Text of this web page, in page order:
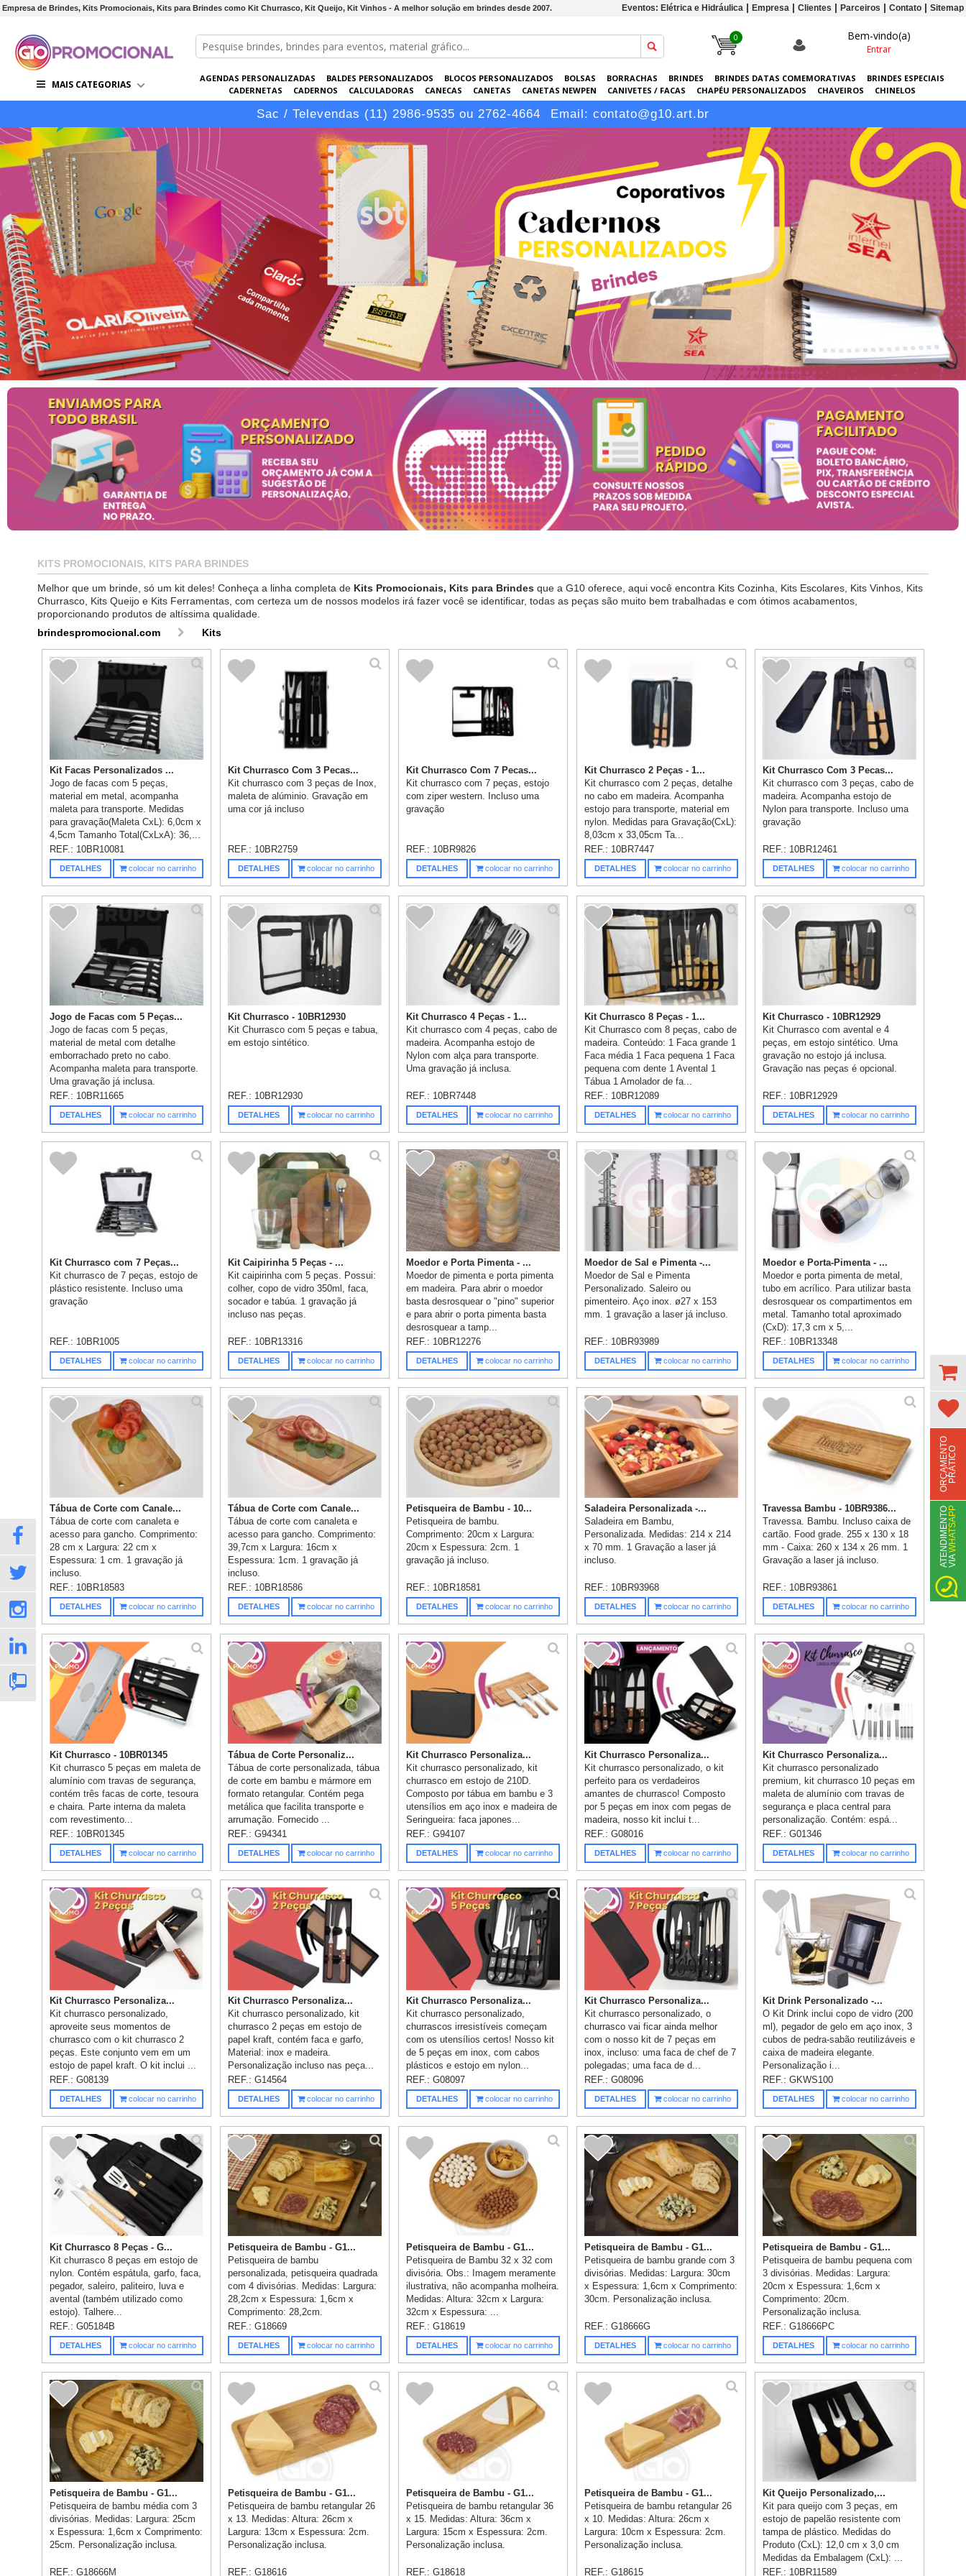
Empresa de Brindes, Kits Promocionais, Kits para Brindes como Kit Churrasco, Kit Queijo, Kit Vinhos - A melhor solução em brindes desde 2007. Eventos: Elétrica e Hidráulica Empresa Clientes Parceiros Contato Sitemap
0 Bem-vindo(a)
Entrar
MAIS CATEGORIAS
AGENDAS PERSONALIZADAS BALDES PERSONALIZADOS BLOCOS PERSONALIZADOS BOLSAS BORRACHAS BRINDES BRINDES DATAS COMEMORATIVAS
BRINDES ESPECIAIS
CADERNETAS
CADERNOS CALCULADORAS CANECAS CANETAS CANETAS NEWPEN CANIVETES / FACAS CHAPÉU PERSONALIZADOS CHAVEIROS
CHINELOS
CONJUNTOS DE BRINDES
COPOS ELETRÔNICOS EMBALAGENS ESCRITÓRIO EVENTOS GARRAFAS PERSONALIZADAS GRÁFICA GUARDA-CHUVAS KITS
LANÇAMENTOS
LÁPIS
Sac / Televendas (11) 2986-9535 ou 2762-4664 Email: contato@g10.art.br
KITS PROMOCIONAIS, KITS PARA BRINDES
Melhor que um brinde, só um kit deles! Conheça a linha completa de Kits Promocionais, Kits para Brindes que a G10 oferece, aqui você encontra Kits Cozinha, Kits Escolares, Kits Vinhos, Kits
Churrasco, Kits Queijo e Kits Ferramentas, com certeza um de nossos modelos irá fazer você se identificar, todas as peças são muito bem trabalhadas e com ótimos acabamentos,
proporcionando produtos de altíssima qualidade.
brindespromocional.com
Kits
Kit Facas Personalizados ...
Jogo de facas com 5 peças,
material em metal, acompanha
maleta para transporte. Medidas
para gravação(Maleta CxL): 6,0cm x
4,5cm Tamanho Total(CxLxA): 36,...
REF.: 10BR10081
DETALHES colocar no carrinho
Kit Churrasco Com 3 Pecas...
Kit churrasco com 3 peças de Inox,
maleta de alúminio. Gravação em
uma cor já incluso
REF.: 10BR2759
DETALHES colocar no carrinho
Kit Churrasco Com 7 Pecas...
Kit churrasco com 7 peças, estojo
com ziper western. Incluso uma
gravação
REF.: 10BR9826
DETALHES colocar no carrinho
Kit Churrasco 2 Peças - 1...
Kit churrasco com 2 peças, detalhe
no cabo em madeira. Acompanha
estojo para transporte, material em
nylon. Medidas para Gravação(CxL):
8,03cm x 33,05cm Ta...
REF.: 10BR7447
DETALHES colocar no carrinho
Kit Churrasco Com 3 Pecas...
Kit churrasco com 3 peças, cabo de
madeira. Acompanha estojo de
Nylon para transporte. Incluso uma
gravação
REF.: 10BR12461
DETALHES colocar no carrinho
Jogo de Facas com 5 Peças...
Jogo de facas com 5 peças,
material de metal com detalhe
emborrachado preto no cabo.
Acompanha maleta para transporte.
Uma gravação já inclusa.
REF.: 10BR11665
DETALHES colocar no carrinho
Kit Churrasco - 10BR12930
Kit Churrasco com 5 peças e tabua,
em estojo sintético.
REF.: 10BR12930
DETALHES colocar no carrinho
Kit Churrasco 4 Peças - 1...
Kit churrasco com 4 peças, cabo de
madeira. Acompanha estojo de
Nylon com alça para transporte.
Uma gravação já inclusa.
REF.: 10BR7448
DETALHES colocar no carrinho
Kit Churrasco 8 Peças - 1...
Kit Churrasco com 8 peças, cabo de
madeira. Conteúdo: 1 Faca grande 1
Faca média 1 Faca pequena 1 Faca
pequena com dente 1 Avental 1
Tábua 1 Amolador de fa...
REF.: 10BR12089
DETALHES colocar no carrinho
Kit Churrasco - 10BR12929
Kit Churrasco com avental e 4
peças, em estojo sintético. Uma
gravação no estojo já inclusa.
Gravação nas peças é opcional.
REF.: 10BR12929
DETALHES colocar no carrinho
Kit Churrasco com 7 Peças...
Kit churrasco de 7 peças, estojo de
plástico resistente. Incluso uma
gravação
REF.: 10BR1005
DETALHES colocar no carrinho
Kit Caipirinha 5 Peças - ...
Kit caipirinha com 5 peças. Possui:
colher, copo de vidro 350ml, faca,
socador e tabúa. 1 gravação já
incluso nas peças.
REF.: 10BR13316
DETALHES colocar no carrinho
Moedor e Porta Pimenta - ...
Moedor de pimenta e porta pimenta
em madeira. Para abrir o moedor
basta desrosquear o "pino" superior
e para abrir o porta pimenta basta
desrosquear a tamp...
REF.: 10BR12276
DETALHES colocar no carrinho
Moedor de Sal e Pimenta -...
Moedor de Sal e Pimenta
Personalizado. Saleiro ou
pimenteiro. Aço inox. ø27 x 153
mm. 1 gravação a laser já incluso.
REF.: 10BR93989
DETALHES colocar no carrinho
Moedor e Porta-Pimenta - ...
Moedor e porta pimenta de metal,
tubo em acrílico. Para utilizar basta
desrosquear os compartimentos em
metal. Tamanho total aproximado
(CxD): 17,3 cm x 5,...
REF.: 10BR13348
DETALHES colocar no carrinho
Tábua de Corte com Canale...
Tábua de corte com canaleta e
acesso para gancho. Comprimento:
28 cm x Largura: 22 cm x
Espessura: 1 cm. 1 gravação já
incluso.
REF.: 10BR18583
DETALHES colocar no carrinho
Tábua de Corte com Canale...
Tábua de corte com canaleta e
acesso para gancho. Comprimento:
39,7cm x Largura: 16cm x
Espessura: 1cm. 1 gravação já
incluso.
REF.: 10BR18586
DETALHES colocar no carrinho
Petisqueira de Bambu - 10...
Petisqueira de bambu.
Comprimento: 20cm x Largura:
20cm x Espessura: 2cm. 1
gravação já incluso.
REF.: 10BR18581
DETALHES colocar no carrinho
Saladeira Personalizada -...
Saladeira em Bambu,
Personalizada. Medidas: 214 x 214
x 70 mm. 1 Gravação a laser já
incluso.
REF.: 10BR93968
DETALHES colocar no carrinho
Travessa Bambu - 10BR9386...
Travessa. Bambu. Incluso caixa de
cartão. Food grade. 255 x 130 x 18
mm - Caixa: 260 x 134 x 26 mm. 1
Gravação a laser já incluso.
REF.: 10BR93861
DETALHES colocar no carrinho
Kit Churrasco - 10BR01345
Kit churrasco 5 peças em maleta de
alumínio com travas de segurança,
contém três facas de corte, tesoura
e chaira. Parte interna da maleta
com revestimento...
REF.: 10BR01345
DETALHES colocar no carrinho
Tábua de Corte Personaliz...
Tábua de corte personalizada, tábua
de corte em bambu e mármore em
formato retangular. Contém pega
metálica que facilita transporte e
arrumação. Fornecido ...
REF.:G94341
DETALHES colocar no carrinho
Kit Churrasco Personaliza...
Kit churrasco personalizado, kit
churrasco em estojo de 210D.
Composto por tábua em bambu e 3
utensílios em aço inox e madeira de
Seringueira: faca japones...
REF.:G94107
DETALHES colocar no carrinho
Kit Churrasco Personaliza...
Kit churrasco personalizado, o kit
perfeito para os verdadeiros
amantes de churrasco! Composto
por 5 peças em inox com pegas de
madeira, nosso kit inclui t...
REF.:G08016
DETALHES colocar no carrinho
Kit Churrasco Personaliza...
Kit churrasco personalizado
premium, kit churrasco 10 peças em
maleta de alumínio com travas de
segurança e placa central para
personalização. Contém: espá...
REF.:G01346
DETALHES colocar no carrinho
Kit Churrasco Personaliza...
Kit churrasco personalizado,
aproveite seus momentos de
churrasco com o kit churrasco 2
peças. Este conjunto vem em um
estojo de papel kraft. O kit inclui ...
REF.:G08139
DETALHES colocar no carrinho
Kit Churrasco Personaliza...
Kit churrasco personalizado, kit
churrasco 2 peças em estojo de
papel kraft, contém faca e garfo,
Material: inox e madeira.
Personalização incluso nas peça...
REF.:G14564
DETALHES colocar no carrinho
Kit Churrasco Personaliza...
Kit churrasco personalizado,
churrascos irresistíveis começam
com os utensílios certos! Nosso kit
de 5 peças em inox, com cabos
plásticos e estojo em nylon...
REF.:G08097
DETALHES colocar no carrinho
Kit Churrasco Personaliza...
Kit churrasco personalizado, o
churrasco vai ficar ainda melhor
com o nosso kit de 7 peças em
inox, incluso: uma faca de chef de 7
polegadas; uma faca de d...
REF.:G08096
DETALHES colocar no carrinho
Kit Drink Personalizado -...
O Kit Drink inclui copo de vidro (200
ml), pegador de gelo em aço inox, 3
cubos de pedra-sabão reutilizáveis e
caixa de madeira elegante.
Personalização i...
REF.:GKWS100
DETALHES colocar no carrinho
Kit Churrasco 8 Peças - G...
Kit churrasco 8 peças em estojo de
nylon. Contém espátula, garfo, faca,
pegador, saleiro, paliteiro, luva e
avental (também utilizado como
estojo). Talhere...
REF.:G05184B
DETALHES colocar no carrinho
Petisqueira de Bambu - G1...
Petisqueira de bambu
personalizada, petisqueira quadrada
com 4 divisórias. Medidas: Largura:
28,2cm x Espessura: 1,6cm x
Comprimento: 28,2cm.
Personalizaçã...
REF.:G18669
DETALHES colocar no carrinho
Petisqueira de Bambu - G1...
Petisqueira de Bambu 32 x 32 com
divisória. Obs.: Imagem meramente
ilustrativa, não acompanha molheira.
Medidas: Altura: 32cm x Largura:
32cm x Espessura: ...
REF.:G18619
DETALHES colocar no carrinho
Petisqueira de Bambu - G1...
Petisqueira de bambu grande com 3
divisórias. Medidas: Largura: 30cm
x Espessura: 1,6cm x Comprimento:
30cm. Personalização inclusa.
REF.:G18666G
DETALHES colocar no carrinho
Petisqueira de Bambu - G1...
Petisqueira de bambu pequena com
3 divisórias. Medidas: Largura:
20cm x Espessura: 1,6cm x
Comprimento: 20cm.
Personalização inclusa.
REF.:G18666PC
DETALHES colocar no carrinho
Petisqueira de Bambu - G1...
Petisqueira de bambu média com 3
divisórias. Medidas: Largura: 25cm
x Espessura: 1,6cm x Comprimento:
25cm. Personalização inclusa.
REF.:G18666M
Petisqueira de Bambu - G1...
Petisqueira de bambu retangular 26
x 13. Medidas: Altura: 26cm x
Largura: 13cm x Espessura: 2cm.
Personalização inclusa.
REF.:G18616
Petisqueira de Bambu - G1...
Petisqueira de bambu retangular 36
x 15. Medidas: Altura: 36cm x
Largura: 15cm x Espessura: 2cm.
Personalização inclusa.
REF.:G18618
Petisqueira de Bambu - G1...
Petisqueira de bambu retangular 26
x 10. Medidas: Altura: 26cm x
Largura: 10cm x Espessura: 2cm.
Personalização inclusa.
REF.:G18615
Kit Queijo Personalizado,...
Kit para queijo com 3 peças, em
estojo de papelão resistente com
tampa de plástico. Medidas do
Produto (CxL): 12,0 cm x 3,0 cm
Medidas da Embalagem (CxL): ...
REF.: 10BR11589
O
R
Ç
A
M
E
N
T
O
P
R
Á
T
I
CO
A
TE
N
D
I
M
E
N
T
O
V
I
AWHATSAPP